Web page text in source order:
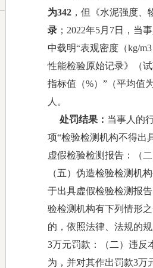
为342 ，但《水泥强度、
录 ；2022年5月7日，当
中载明“表观密度（kg/
性能检验原始记录》（
指标值（%）”（平均值
人。
处罚结果： 当事人的
项“检验检测机构不得出
虚假检验检测报告：（
（五）伪造检验检测机
于出具虚假检验检测报
验检测机构有下列情形
的，依照法律、法规的
3万元罚款：（二）违反
为，并对其作出罚款3万